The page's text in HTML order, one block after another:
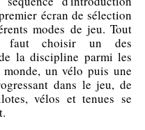
écran de sélection
modes de jeu. Tout
faut choisir un des
la discipline parmi les
un vélo puis une
dans le jeu, de
vélos et tenues se